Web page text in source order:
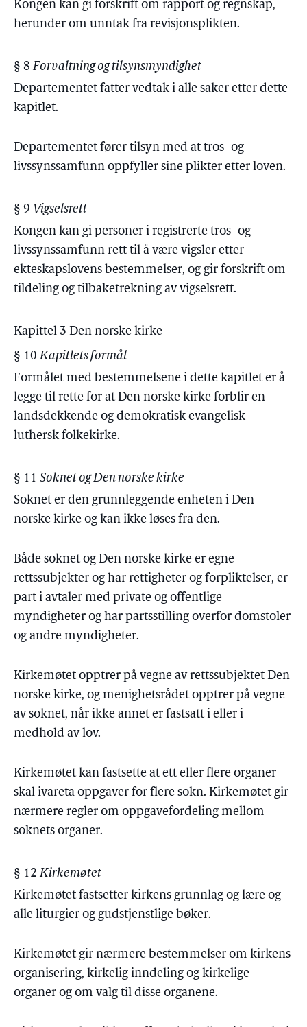
Kongen kan gi forskrift om rapport og regnskap,
herunder om unntak fra revisjonsplikten.
§ 8 Forvaltning og tilsynsmyndighet
Departementet fatter vedtak i alle saker etter dette
kapitlet.
Departementet fører tilsyn med at tros- og
livssynssamfunn oppfyller sine plikter etter loven.
§ 9 Vigselsrett
Kongen kan gi personer i registrerte tros- og
livssynssamfunn rett til å være vigsler etter
ekteskapslovens bestemmelser, og gir forskrift om
tildeling og tilbaketrekning av vigselsrett.
Kapittel 3 Den norske kirke
§ 10 Kapitlets formål
Formålet med bestemmelsene i dette kapitlet er å
legge til rette for at Den norske kirke forblir en
landsdekkende og demokratisk evangelisk-
luthersk folkekirke.
§ 11 Soknet og Den norske kirke
Soknet er den grunnleggende enheten i Den
norske kirke og kan ikke løses fra den.
Både soknet og Den norske kirke er egne
rettssubjekter og har rettigheter og forpliktelser, er
part i avtaler med private og offentlige
myndigheter og har partsstilling overfor domstoler
og andre myndigheter.
Kirkemøtet opptrer på vegne av rettssubjektet Den
norske kirke, og menighetsrådet opptrer på vegne
av soknet, når ikke annet er fastsatt i eller i
medhold av lov.
Kirkemøtet kan fastsette at ett eller flere organer
skal ivareta oppgaver for flere sokn. Kirkemøtet gir
nærmere regler om oppgavefordeling mellom
soknets organer.
§ 12 Kirkemøtet
Kirkemøtet fastsetter kirkens grunnlag og lære og
alle liturgier og gudstjenstlige bøker.
Kirkemøtet gir nærmere bestemmelser om kirkens
organisering, kirkelig inndeling og kirkelige
organer og om valg til disse organene.